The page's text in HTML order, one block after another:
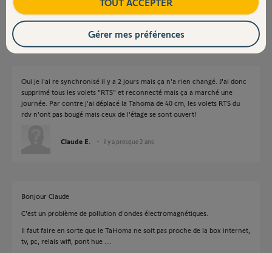
Oui je l'ai re synchronisé il y a 2 jours mais ça n'a rien changé. J'ai donc
supprimé tous les volets "RTS" et reconnecté mais ça a marché une
journée. Par contre j'ai déplacé la Tahoma de 40 cm, les volets RTS du
rdv n'ont pas bougé mais ceux de l'étage se sont ouvert!
Claude E. il y a presque 2 ans
Bonjour Claude
C'est un problème de pollution d'ondes électromagnétiques.
Il faut faire en sorte que le TaHoma ne soit pas proche de la box internet,
tv, pc, relais wifi, pont hue ....
Gérer mes préférences